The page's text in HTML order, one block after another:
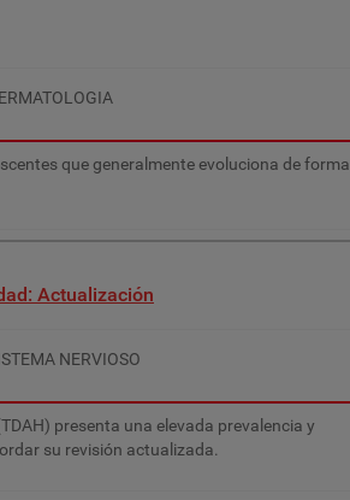
que generalmente evoluciona de forma
Actualización
NERVIOSO
presenta una elevada prevalencia y
su revisión actualizada.